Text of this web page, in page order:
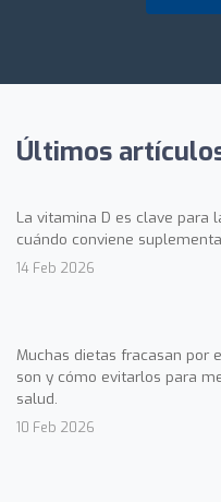
Últimos
La vitamina D es clave para
cuándo conviene
14 Feb 2026
Muchas dietas fracasan por
son y cómo evitarlos para
salud.
10 Feb 2026